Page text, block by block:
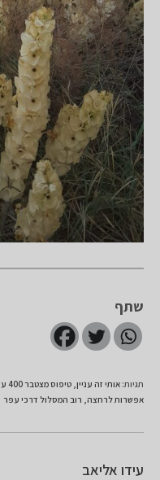
שתף
תגיות: אותי זה עניין טיפוס מצטבר 400 עד 500 מ'
אפשרות לרחצה רוב המסלול דרכי עפר
עידו אליאב